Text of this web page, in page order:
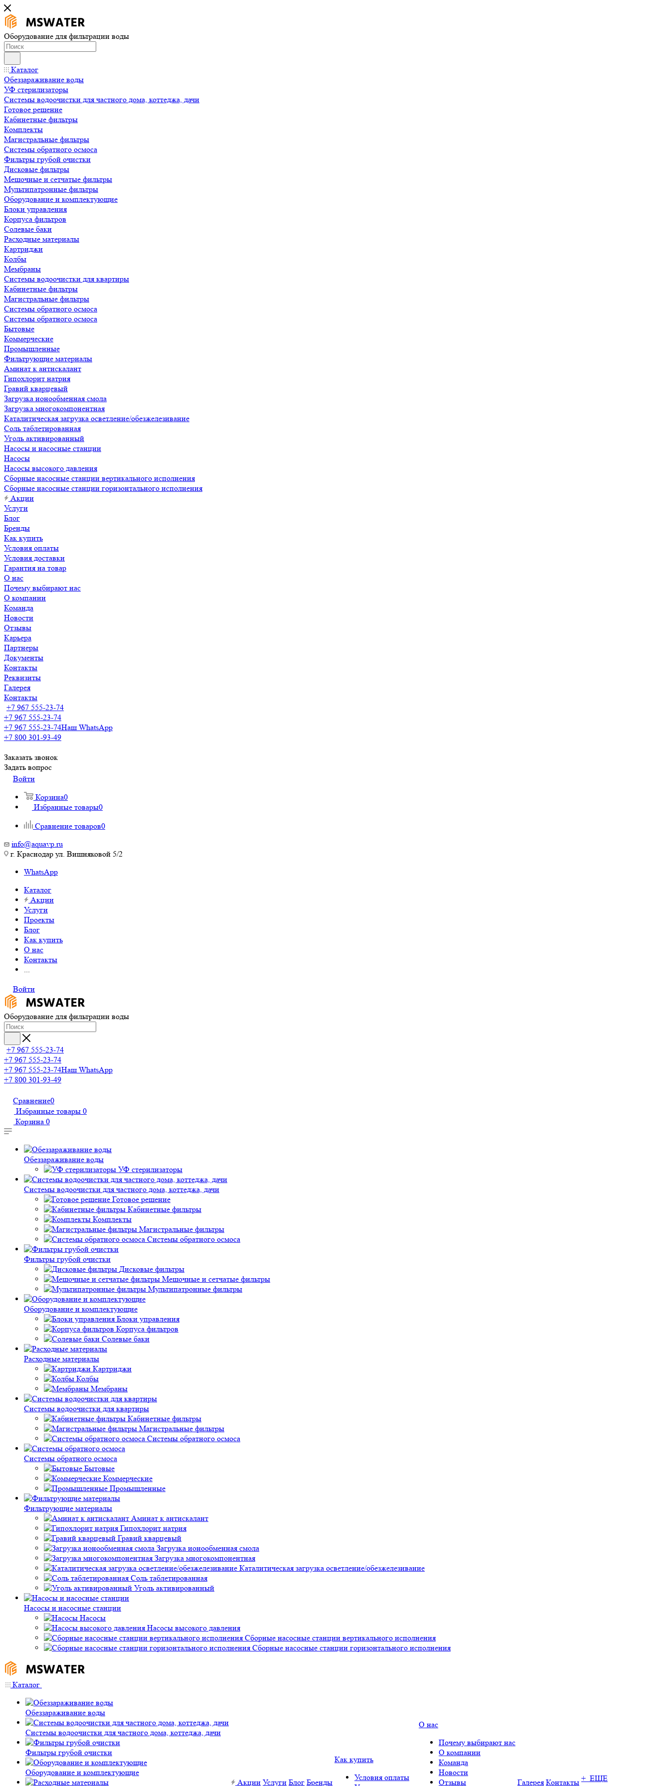
Оборудование для фильтрации воды
Каталог
Обеззараживание воды
УФ стерилизаторы
Системы водоочистки для частного дома, коттеджа, дачи
Готовое решение
Кабинетные фильтры
Комплекты
Магистральные фильтры
Системы обратного осмоса
Фильтры грубой очистки
Дисковые фильтры
Мешочные и сетчатые фильтры
Мультипатронные фильтры
Оборудование и комплектующие
Блоки управления
Корпуса фильтров
Солевые баки
Расходные материалы
Картриджи
Колбы
Мембраны
Системы водоочистки для квартиры
Кабинетные фильтры
Магистральные фильтры
Системы обратного осмоса
Системы обратного осмоса
Бытовые
Коммерческие
Промышленные
Фильтрующие материалы
Аминат к антискалант
Гипохлорит натрия
Гравий кварцевый
Загрузка ионообменная смола
Загрузка многокомпонентная
Каталитическая загрузка осветление/обезжелезивание
Соль таблетированная
Уголь активированный
Насосы и насосные станции
Насосы
Насосы высокого давления
Сборные насосные станции вертикального исполнения
Сборные насосные станции горизонтального исполнения
Акции
Услуги
Блог
Бренды
Как купить
Условия оплаты
Условия доставки
Гарантия на товар
О нас
Почему выбирают нас
О компании
Команда
Новости
Отзывы
Карьера
Партнеры
Документы
Контакты
Реквизиты
Галерея
Контакты
+7 967 555-23-74
+7 967 555-23-74
+7 967 555-23-74Наш WhatsApp
+7 800 301-93-49
Заказать звонок
Задать вопрос
Войти
Корзина0
Избранные товары0
Сравнение товаров0
info@aquavp.ru
г. Краснодар ул. Вишняковой 5/2
WhatsApp
Каталог
Акции
Услуги
Проекты
Блог
Как купить
О нас
Контакты
...
Войти
Оборудование для фильтрации воды
+7 967 555-23-74
+7 967 555-23-74
+7 967 555-23-74Наш WhatsApp
+7 800 301-93-49
Сравнение0
Избранные товары 0
Корзина 0
Обеззараживание воды
УФ стерилизаторы
Системы водоочистки для частного дома, коттеджа, дачи
Готовое решение
Кабинетные фильтры
Комплекты
Магистральные фильтры
Системы обратного осмоса
Фильтры грубой очистки
Дисковые фильтры
Мешочные и сетчатые фильтры
Мультипатронные фильтры
Оборудование и комплектующие
Блоки управления
Корпуса фильтров
Солевые баки
Расходные материалы
Картриджи
Колбы
Мембраны
Системы водоочистки для квартиры
Кабинетные фильтры
Магистральные фильтры
Системы обратного осмоса
Системы обратного осмоса
Бытовые
Коммерческие
Промышленные
Фильтрующие материалы
Аминат к антискалант
Гипохлорит натрия
Гравий кварцевый
Загрузка ионообменная смола
Загрузка многокомпонентная
Каталитическая загрузка осветление/обезжелезивание
Соль таблетированная
Уголь активированный
Насосы и насосные станции
Насосы
Насосы высокого давления
Сборные насосные станции вертикального исполнения
Сборные насосные станции горизонтального исполнения
Каталог
Обеззараживание воды
Системы водоочистки для частного дома, коттеджа, дачи
Фильтры грубой очистки
Оборудование и комплектующие
Акции Услуги Блог Бренды
Как купить
Условия оплаты
О нас
Почему выбирают нас
О компании
Команда
Новости
Отзывы
Галерея Контакты + ЕЩЕ